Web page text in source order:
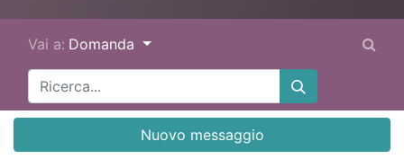
Vai a: Domanda
Nuovo messaggio